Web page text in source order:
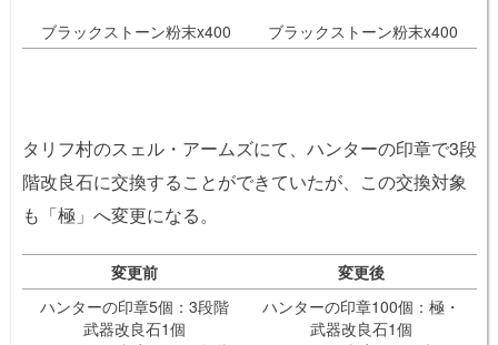
ブラックストーン粉末x400
ブラックストーン粉末x400
タリフ村のスェル・アームズにて、ハンターの印章で3段
階改良石に交換することができていたが、この交換対象
も「極」へ変更になる。
変更前
変更後
ハンターの印章5個：3段階
武器改良石1個
ハンターの印章100個：極・
武器改良石1個